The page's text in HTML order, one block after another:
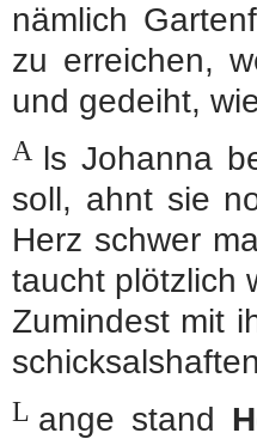
nämlich
zu erreichen,
und gedeiht,
A ls Johanna
soll, ahnt sie
Herz schwer
taucht plötzlich
Zumindest mit
L ange stand